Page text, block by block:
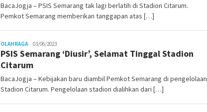
BacaJogja – PSIS Semarang tak lagi berlatih di Stadion Citarum.
Pemkot Semarang memberikan tanggapan atas […]
OLAHRAGAgusjok
03/06/2023
PSIS Semarang ‘Diusir’, Selamat Tinggal Stadion
Citarum
BacaJogja – Kebijakan baru diambil Pemkot Semarang di pengelolaan
Stadion Citarum. Pengelolaan stadion dialihkan dari […]